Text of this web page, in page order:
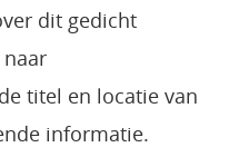
dit gedicht
titel en locatie van
informatie.